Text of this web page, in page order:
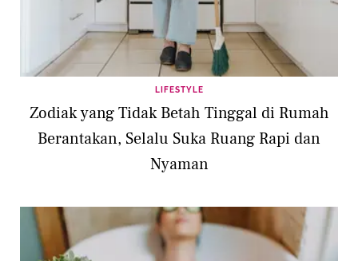
LIFESTYLE
Zodiak yang Tidak Betah Tinggal di Rumah
Berantakan, Selalu Suka Ruang Rapi dan
Nyaman